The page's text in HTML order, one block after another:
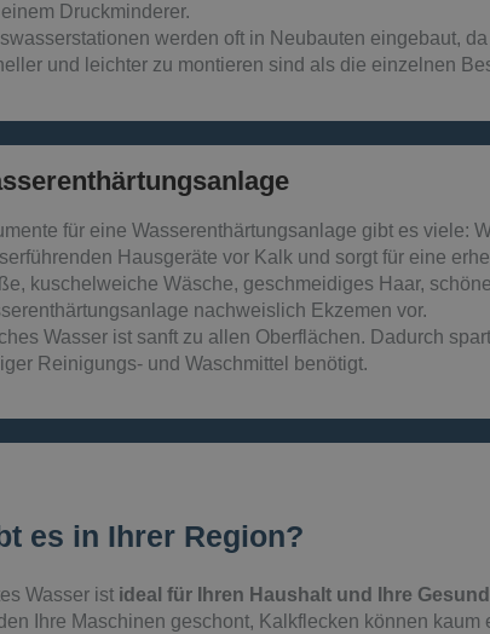
Druckminderer.
werden oft in Neubauten eingebaut,
und leichter zu montieren sind als die einzelnen
für eine Wasserenthärtungsanlage gibt es viele:
Hausgeräte vor Kalk und sorgt für eine
kuschelweiche Wäsche, geschmeidiges Haar,
nachweislich Ekzemen vor.
Wasser ist sanft zu allen Oberflächen. Dadurch
Reinigungs- und Waschmittel benötigt.
es in Ihrer Region?
Wasser ist ideal für Ihren Haushalt und Ihre
Ihre Maschinen geschont, Kalkflecken können